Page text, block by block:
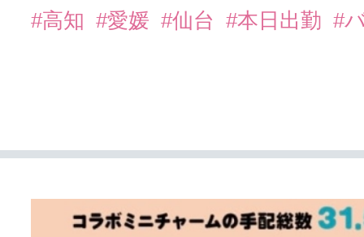
#高知 #愛媛 #仙台 #本日出勤 #